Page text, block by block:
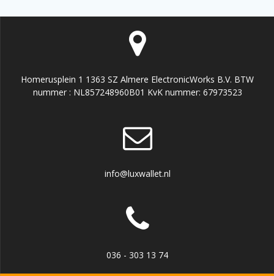
Homerusplein 1 1363 SZ Almere ElectronicWorks B.V. BTW
nummer : NL857248960B01 KvK nummer: 67973523
info@luxwallet.nl
036 - 303 13 74